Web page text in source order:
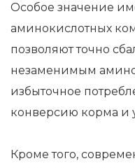
Особое значение
аминокислотных
позволяют точно
незаменимым
избыточное
конверсию корма и
Кроме того,